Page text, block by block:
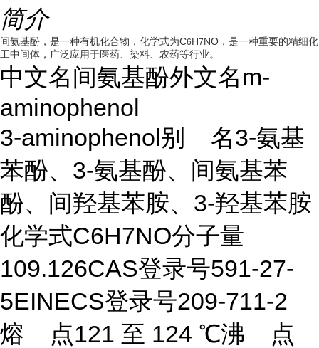
简介
间氨基酚，是一种有机化合物，化学式为C6H7NO，是一种重要的精细化
工中间体，广泛应用于医药、染料、农药等行业。
中文名间氨基酚外文名m-
aminophenol
3-aminophenol别 名3-氨基
苯酚、3-氨基酚、间氨基苯
酚、间羟基苯胺、3-羟基苯胺
化学式C6H7NO分子量
109.126CAS登录号591-27-
5EINECS登录号209-711-2
熔 点121 至 124 ℃沸 点